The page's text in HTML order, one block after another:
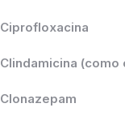
Ciprofloxacina
Clindamicina (como
Clonazepam